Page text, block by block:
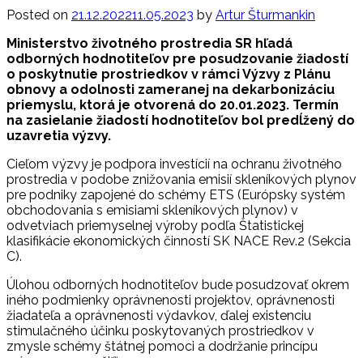
Posted on 21.12.202211.05.2023 by Artur Šturmankin
Ministerstvo životného prostredia SR hľadá
odborných hodnotiteľov pre posudzovanie žiadostí
o poskytnutie prostriedkov v rámci Výzvy z Plánu
obnovy a odolnosti zameranej na dekarbonizáciu
priemyslu, ktorá je otvorená do 20.01.2023. Termín
na zasielanie žiadostí hodnotiteľov bol predĺžený do
uzavretia výzvy.
Cieľom výzvy je podpora investícií na ochranu životného
prostredia v podobe znižovania emisií skleníkových plynov
pre podniky zapojené do schémy ETS (Európsky systém
obchodovania s emisiami skleníkových plynov) v
odvetviach priemyselnej výroby podľa Štatistickej
klasifikácie ekonomických činností SK NACE Rev.2 (Sekcia
C).
Úlohou odborných hodnotiteľov bude posudzovať okrem
iného podmienky oprávnenosti projektov, oprávnenosti
žiadateľa a oprávnenosti výdavkov, ďalej existenciu
stimulačného účinku poskytovaných prostriedkov v
zmysle schémy štátnej pomoci a dodržanie princípu